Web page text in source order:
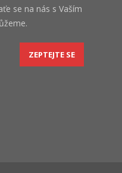
se na nás s Vaším
ZEPTEJTE SE